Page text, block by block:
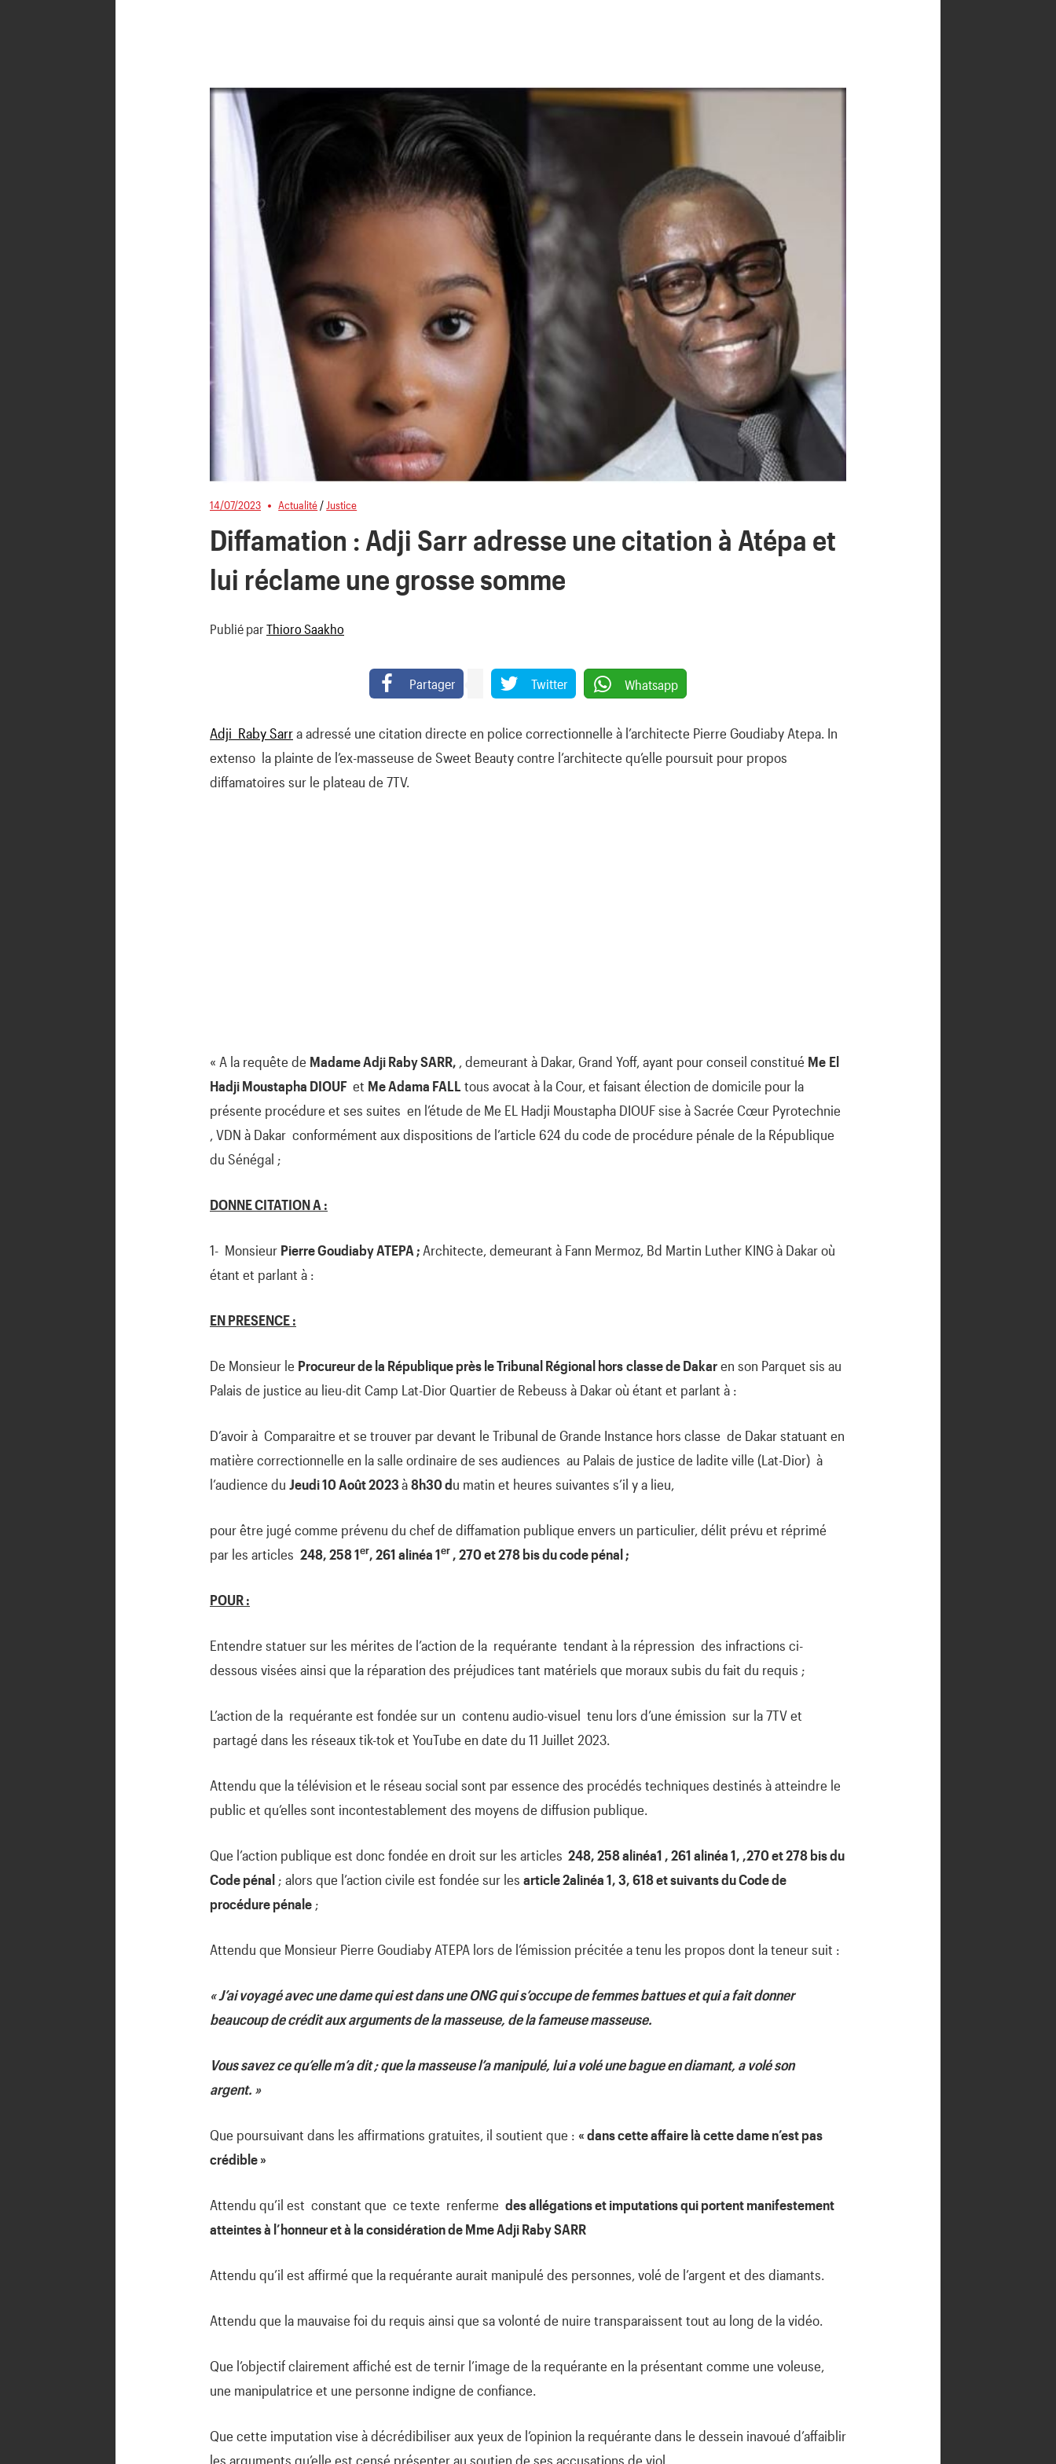
14/07/2023 Actualité / Justice
Diffamation : Adji Sarr adresse une citation à Atépa et
lui réclame une grosse somme
Publié par Thioro Saakho
Partager Twitter Whatsapp
Adji Raby Sarra adressé une citation directe en police correctionnelle à l’architecte Pierre Goudiaby Atepa. In
extenso la plainte de l’ex-masseuse de Sweet Beauty contre l’architecte qu’elle poursuit pour propos
diffamatoires sur le plateau de 7TV.
« A la requête de Madame Adji Raby SARR, , demeurant à Dakar, Grand Yoff, ayant pour conseil constitué Me El
Hadji Moustapha DIOUF et Me Adama FALL tous avocat à la Cour, et faisant élection de domicile pour la
présente procédure et ses suites en l’étude de Me EL Hadji Moustapha DIOUF sise à Sacrée Cœur Pyrotechnie
, VDN à Dakar conformément aux dispositions de l’article 624 du code de procédure pénale de la République
du Sénégal ;
DONNE CITATION A :
1- Monsieur Pierre Goudiaby ATEPA ; Architecte, demeurant à Fann Mermoz, Bd Martin Luther KING à Dakar où
étant et parlant à :
EN PRESENCE :
De Monsieur le Procureur de la République près le Tribunal Régional horsclasse de Dakaren son Parquet sis au
Palais de justice au lieu-dit Camp Lat-Dior Quartier de Rebeuss à Dakar où étant et parlant à :
D’avoir à Comparaitre et se trouver par devant le Tribunal de Grande Instance hors classe de Dakar statuant en
matière correctionnelle en la salle ordinaire de ses audiences au Palais de justice de ladite ville (Lat-Dior) à
l’audience du Jeudi 10 Août 2023à8h30 du matin et heures suivantes s’il y a lieu,
pour être jugé comme prévenu du chef de diffamation publique envers un particulier, délit prévu et réprimé
par les articles 248, 258 1er, 261 alinéa 1er , 270 et 278 bis du code pénal ;
POUR :
Entendre statuer sur les mérites de l’action de la requérante tendant à la répression des infractions ci-
dessous visées ainsi que la réparation des préjudices tant matériels que moraux subis du fait du requis ;
L’action de la requérante est fondée sur un contenu audio-visuel tenu lors d’une émission sur la 7TV et
partagé dans les réseaux tik-tok et YouTube en date du 11 Juillet 2023.
Attendu que la télévision et le réseau social sont par essence des procédés techniques destinés à atteindre le
public et qu’elles sont incontestablement des moyens de diffusion publique.
Que l’action publique est donc fondée en droit sur les articles 248, 258 alinéa1 , 261 alinéa 1, ,270 et 278 bis du
Code pénal ; alors que l’action civile est fondée sur les article 2alinéa 1, 3, 618 et suivants du Code de
procédure pénale ;
Attendu que Monsieur Pierre Goudiaby ATEPA lors de l’émission précitée a tenu les propos dont la teneur suit :
« J’ai voyagé avec une dame qui est dans une ONG qui s’occupe de femmes battues et qui a fait donner
beaucoup de crédit aux arguments de la masseuse, de la fameuse masseuse.
Vous savez ce qu’elle m’a dit ; que la masseuse l’a manipulé, lui a volé une bague en diamant, a volé son
argent. »
Que poursuivant dans les affirmations gratuites, il soutient que : « dans cette affaire là cette dame n’est pas
crédible »
Attendu qu’il est constant que ce texte renferme des allégations et imputations qui portent manifestement
atteintes à l’honneur et à la considération de Mme Adji Raby SARR
Attendu qu’il est affirmé que la requérante aurait manipulé des personnes, volé de l’argent et des diamants.
Attendu que la mauvaise foi du requis ainsi que sa volonté de nuire transparaissent tout au long de la vidéo.
Que l’objectif clairement affiché est de ternir l’image de la requérante en la présentant comme une voleuse,
une manipulatrice et une personne indigne de confiance.
Que cette imputation vise à décrédibiliser aux yeux de l’opinion la requérante dans le dessein inavoué d’affaiblir
les arguments qu’elle est censé présenter au soutien de ses accusations de viol.